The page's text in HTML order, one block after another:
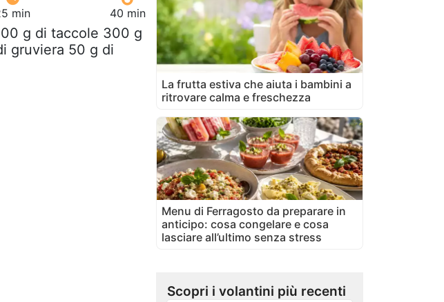
min 40 min
g di taccole 300 g
gruviera 50 g di
La frutta estiva che aiuta i bambini a
ritrovare calma e freschezza
Menu di Ferragosto da preparare in
anticipo: cosa congelare e cosa
lasciare all’ultimo senza stress